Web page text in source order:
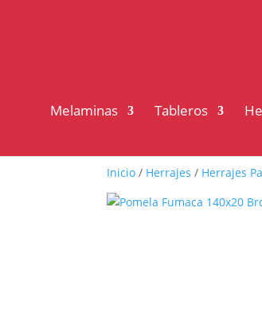
Melaminas Tableros
Inicio / Herrajes / Herrajes